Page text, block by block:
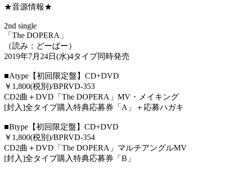
★音源情報★
2nd single
「 The DOPERA 」
（読み：どーぱー）
2019年7月 24日 (水)4タイプ同時発売
■Atype 【初回限定盤】 CD+DVD
￥ 1,800(税別 )/BPRVD-353
CD2曲＋DVD 「 The DOPERA 」 MV ・メイキング
[封入]全タイプ購入特典応募券「 A 」＋応募ハガキ
■Btype 【初回限定盤】 CD+DVD
￥ 1,800(税別 )/BPRVD-354
CD2曲＋DVD 「 The DOPERA 」マルチアングルMV
[封入]全タイプ購入特典応募券「 B 」